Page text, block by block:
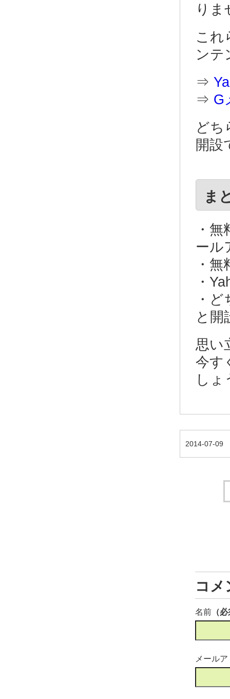
りま
これ
ンテ
⇒
⇒ G
どち
開設
ま
・
ール
・
・
・
と開
思い
今す
しょ
2014-07-09
コメ
名前 （
メール